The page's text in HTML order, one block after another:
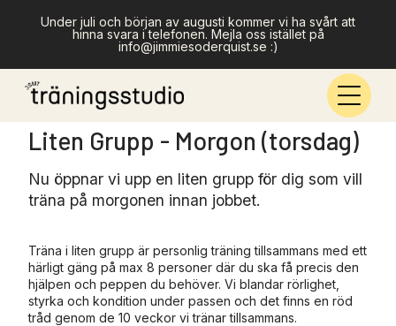
Liten Grupp - Morgon (torsdag)
Nu öppnar vi upp en liten grupp för dig som vill
träna på morgonen innan jobbet.
Träna i liten grupp är personlig träning tillsammans med ett
härligt gäng på max 8 personer där du ska få precis den
hjälpen och peppen du behöver. Vi blandar rörlighet,
styrka och kondition under passen och det finns en röd
tråd genom de 10 veckor vi tränar tillsammans.
Under juli och början av augusti kommer vi ha svårt att
hinna svara i telefonen. Mejla oss istället på
info@jimmiesoderquist.se :)